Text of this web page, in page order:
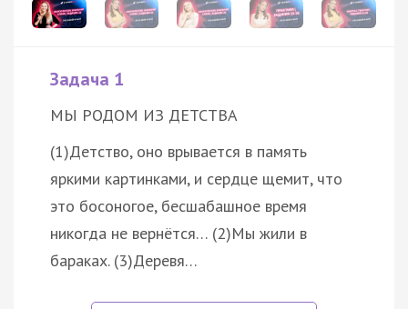
Задача 1
МЫ РОДОМ ИЗ ДЕТСТВА
(1)Детство, оно врывается в память
яркими картинками, и сердце щемит, что
это босоногое, бесшабашное время
никогда не вернётся… (2)Мы жили в
бараках. (3)Деревя…